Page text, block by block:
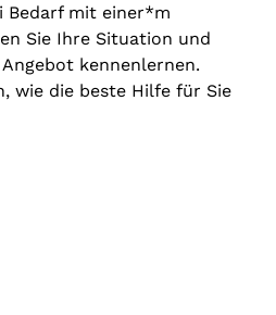
Bedarf mit einer*m
Sie Ihre Situation und
kennenlernen.
wie die beste Hilfe für Sie